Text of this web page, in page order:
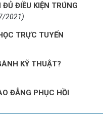
ĐIỀU KIỆN TRÚNG
2021)
TRỰC TUYẾN
KỸ THUẬT?
ĐẲNG PHỤC HỒI